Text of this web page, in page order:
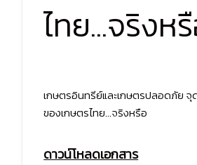
ไทย...จริงห
เกษตรอินทรีย์และเกษตรปลอดภัย จุ
ของเกษตรไทย...จริงหรือ
ดาวน์โหลดเอกสาร